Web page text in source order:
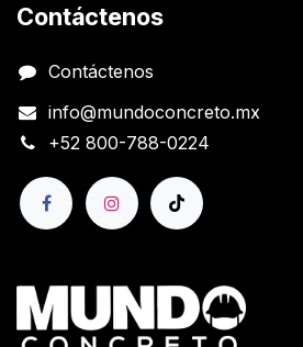
Contáctenos
Contáctenos
info@mundoconcreto.mx
+52 800-788-0224